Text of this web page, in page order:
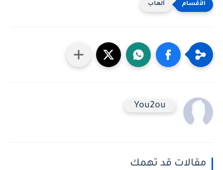
ألعاب
You2ou
مقالات قد تهمك